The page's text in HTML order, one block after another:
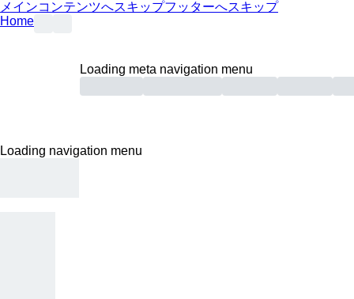
メインコンテンツへスキップフッターへスキップ
Home
Loading meta navigation menu
Loading navigation menu